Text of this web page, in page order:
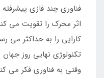
فناوری چند فازی پیشرفته
اثر محرک را تقویت می
کارایی را به حداکثر می
تکنولوژی نهایی روز جهان
وقتی به فناوری فکر می